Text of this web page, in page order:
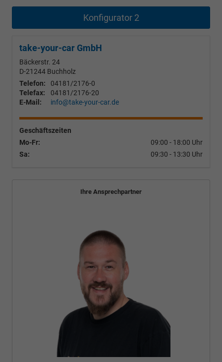
Konfigurator 2
take-your-car GmbH
Bäckerstr. 24
D-21244 Buchholz
Telefon:
04181/2176-0
Telefax:
04181/2176-20
E-Mail:
info@take-your-car.de
Geschäftszeiten
Mo-Fr:
09:00 - 18:00 Uhr
Sa:
09:30 - 13:30 Uhr
Ihre Ansprechpartner